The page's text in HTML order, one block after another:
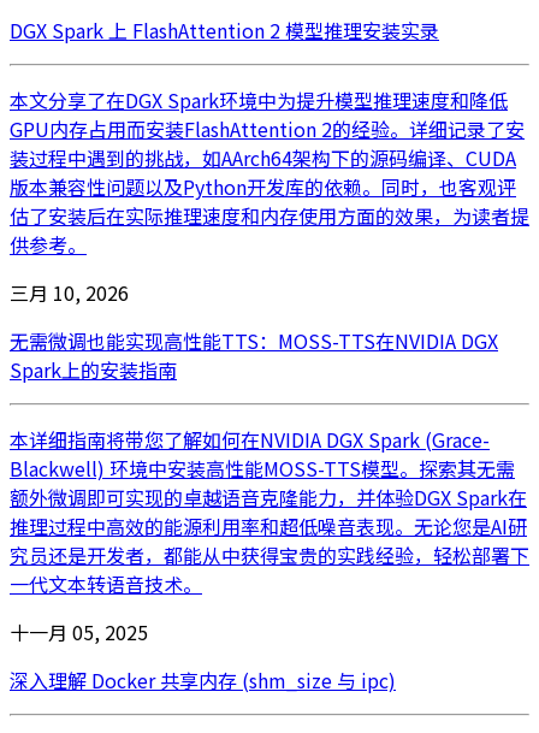
DGX Spark 上 FlashAttention 2 模型推理安装实录
本文分享了在DGX Spark环境中为提升模型推理速度和降低
GPU内存占用而安装FlashAttention 2的经验。详细记录了安
装过程中遇到的挑战，如AArch64架构下的源码编译、CUDA
版本兼容性问题以及Python开发库的依赖。同时，也客观评
估了安装后在实际推理速度和内存使用方面的效果，为读者提
供参考。
三月 10, 2026
无需微调也能实现高性能TTS：MOSS-TTS在NVIDIA DGX
Spark上的安装指南
本详细指南将带您了解如何在NVIDIA DGX Spark (Grace-
Blackwell) 环境中安装高性能MOSS-TTS模型。探索其无需
额外微调即可实现的卓越语音克隆能力，并体验DGX Spark在
推理过程中高效的能源利用率和超低噪音表现。无论您是AI研
究员还是开发者，都能从中获得宝贵的实践经验，轻松部署下
一代文本转语音技术。
十一月 05, 2025
深入理解 Docker 共享内存 (shm_size 与 ipc)